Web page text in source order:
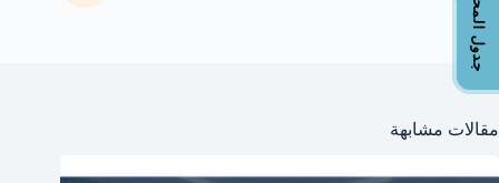
مقالات مشابهة